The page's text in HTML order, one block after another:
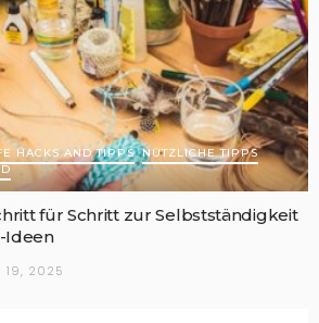
HACKS AND TIPPS NÜTZLICHE TIPPS
für Schritt zur Selbstständigkeit
Ideen
19, 2025